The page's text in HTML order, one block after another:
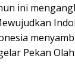
ini
Pekan